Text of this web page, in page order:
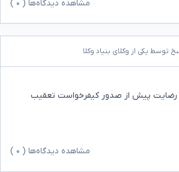
مشاهده دیدگاه‌ها ( ۰
توسط یکی از وکلای بنیاد وکلا
رضایت پیش از صدور کیفرخواست تعقیب
مشاهده دیدگاه‌ها ( ۰